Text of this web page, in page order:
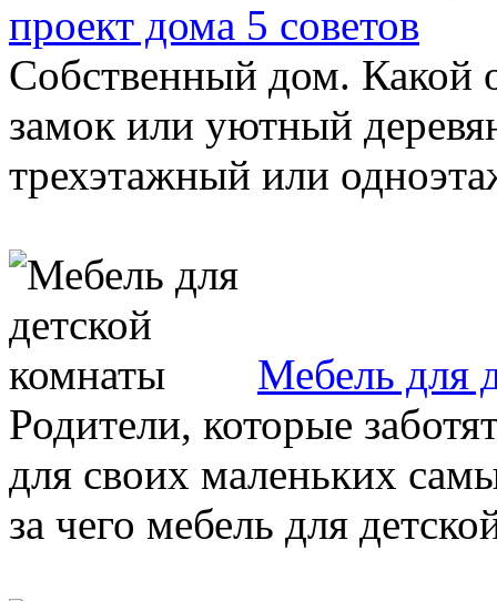
проект дома 5 советов
Собственный дом. Какой
замок или уютный
трехэтажный или
Мебель для
Родители, которые
для своих маленьких
за чего мебель для